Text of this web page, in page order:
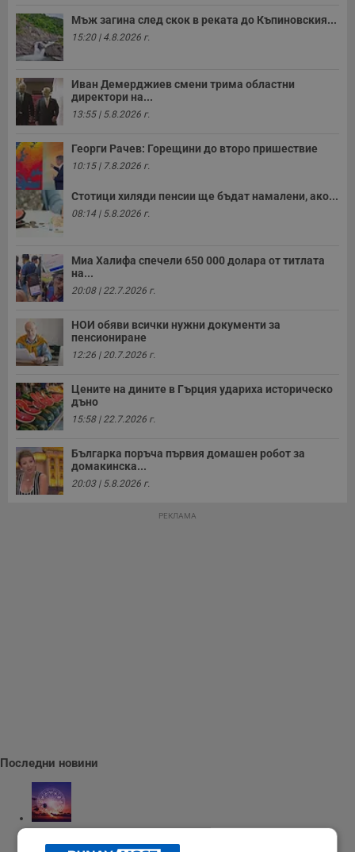
Мъж загина след скок в реката до Къпиновския...
15:20 | 4.8.2026 г.
Иван Демерджиев смени трима областни
директори на...
13:55 | 5.8.2026 г.
Георги Рачев: Горещини до второ пришествие
10:15 | 7.8.2026 г.
Стотици хиляди пенсии ще бъдат намалени, ако...
08:14 | 5.8.2026 г.
Миа Халифа спечели 650 000 долара от титлата
на...
20:08 | 22.7.2026 г.
НОИ обяви всички нужни документи за
пенсиониране
12:26 | 20.7.2026 г.
Цените на дините в Гърция удариха историческо
дъно
15:58 | 22.7.2026 г.
Българка поръча първия домашен робот за
домакинска...
20:03 | 5.8.2026 г.
РЕКЛАМА
Последни новини
Седмичен хороскоп за 10 - 16 август 2026